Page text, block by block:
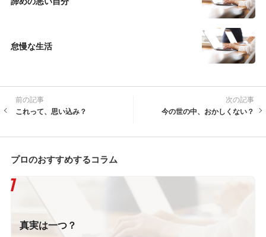
怠慢な生活
前の記事
これって、思い込み？
次の記事
今の世の中、おかしくない？
プロのおすすめするコラム
真実は一つ？